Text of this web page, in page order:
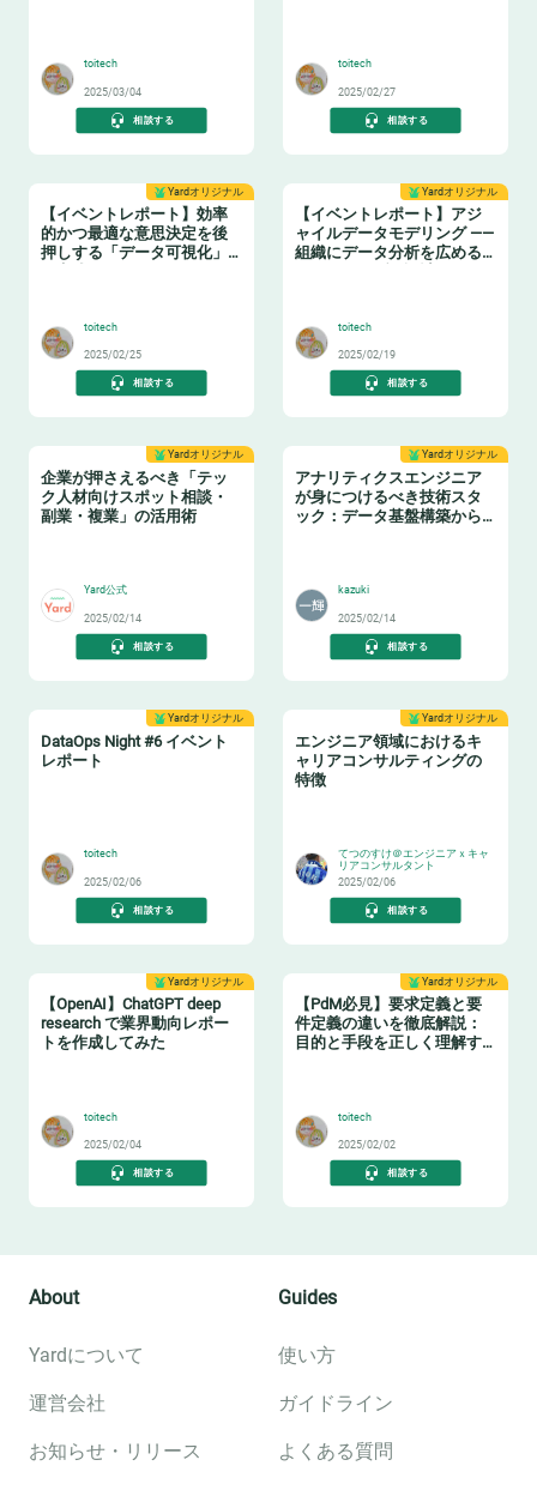
toitech
2025/03/04
相談する
toitech
2025/02/27
相談する
Yardオリジナル
【イベントレポート】効率
的かつ最適な意思決定を後
押しする「データ可視化」
toitech
2025/02/25
相談する
Yardオリジナル
【イベントレポート】アジ
ャイルデータモデリング ——
組織にデータ分析を広める
toitech
2025/02/19
相談する
Yardオリジナル
企業が押さえるべき「テッ
ク人材向けスポット相談・
副業・複業」の活用術
Yard公式
2025/02/14
相談する
Yardオリジナル
アナリティクスエンジニア
が身につけるべき技術スタ
ック：データ基盤構築からBI
kazuki
2025/02/14
相談する
Yardオリジナル
DataOps Night #6 イベント
レポート
toitech
2025/02/06
相談する
Yardオリジナル
エンジニア領域におけるキ
ャリアコンサルティングの
特徴
てつのすけ＠エンジニアｘキャ
リアコンサルタント
2025/02/06
相談する
Yardオリジナル
【OpenAI】ChatGPT deep
research で業界動向レポー
トを作成してみた
toitech
2025/02/04
相談する
Yardオリジナル
【PdM必見】要求定義と要
件定義の違いを徹底解説：
目的と手段を正しく理解す
toitech
2025/02/02
相談する
About
Yardについて
運営会社
お知らせ・リリース
Guides
使い方
ガイドライン
よくある質問